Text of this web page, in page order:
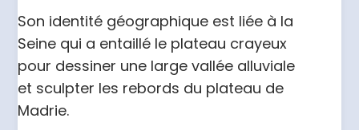
Son identité géographique est liée à la
Seine qui a entaillé le plateau crayeux
pour dessiner une large vallée alluviale
et sculpter les rebords du plateau de
Madrie.